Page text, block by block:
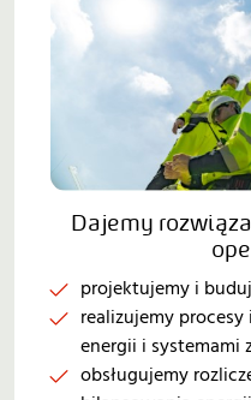
Dajemy
projektujemy i
realizujemy
energii i systemami
obsługujemy